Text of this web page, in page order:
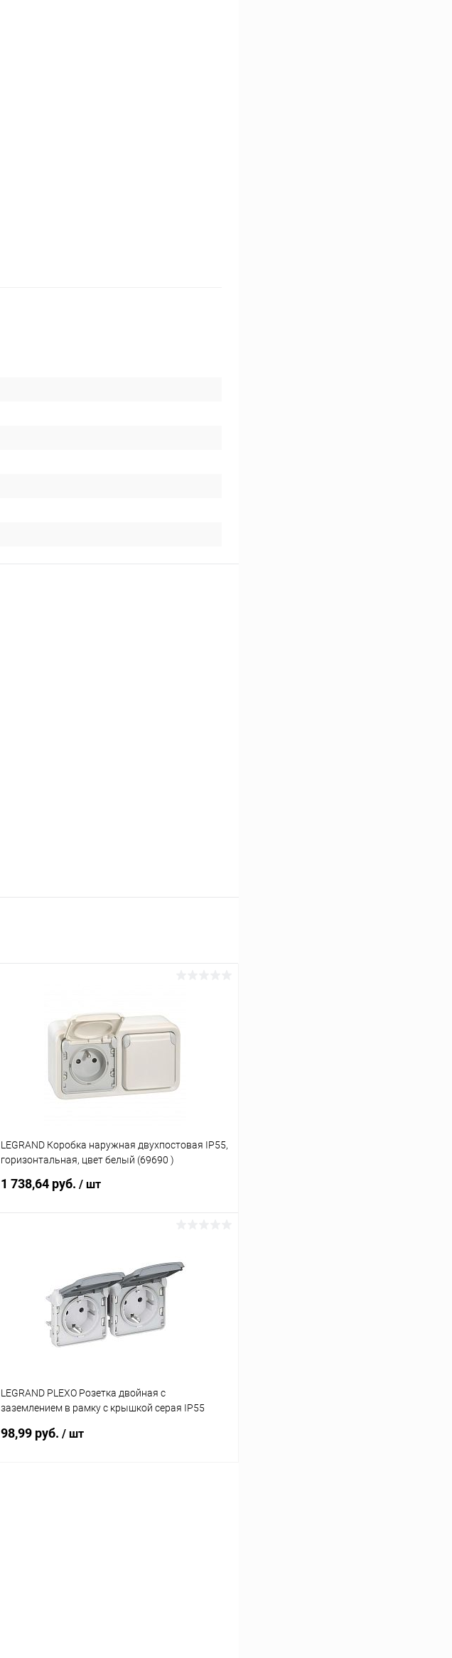
LEGRAND Коробка наружная двухпостовая IP55,
горизонтальная, цвет белый (69690 )
1 738,64 руб. / шт
Купить в 1 клик К сравнению
В избранное В наличии
LEGRAND PLEXO Розетка двойная с
заземлением в рамку с крышкой серая IP55
98,99 руб. / шт